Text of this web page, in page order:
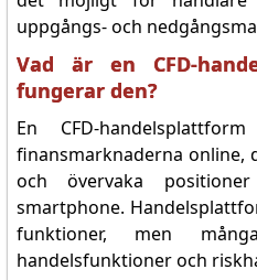
uppgångs- och
Vad är en CFD-
fungerar den?
En CFD-
finansmarknaderna online,
och övervaka
smartphone.
funktioner, men
handelsfunktioner och